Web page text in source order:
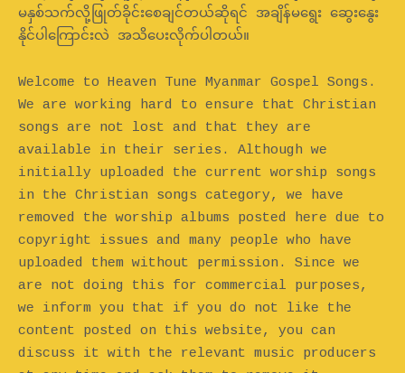
မနှစ်သက်လို့ဖြုတ်ခိုင်းစေချင်တယ်ဆိုရင် အချိန်မရွေး ဆွေးနွေး
နိုင်ပါကြောင်းလဲ အသိပေးလိုက်ပါတယ်။
Welcome to Heaven Tune Myanmar Gospel Songs.
We are working hard to ensure that Christian
songs are not lost and that they are
available in their series. Although we
initially uploaded the current worship songs
in the Christian songs category, we have
removed the worship albums posted here due to
copyright issues and many people who have
uploaded them without permission. Since we
are not doing this for commercial purposes,
we inform you that if you do not like the
content posted on this website, you can
discuss it with the relevant music producers